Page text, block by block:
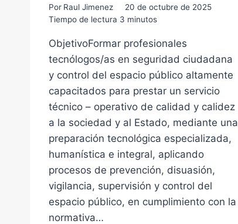
Por Raul Jimenez
20 de octubre de 2025
Tiempo de lectura 3 minutos
ObjetivoFormar profesionales
tecnólogos/as en seguridad ciudadana
y control del espacio público altamente
capacitados para prestar un servicio
técnico – operativo de calidad y calidez
a la sociedad y al Estado, mediante una
preparación tecnológica especializada,
humanística e integral, aplicando
procesos de prevención, disuasión,
vigilancia, supervisión y control del
espacio público, en cumplimiento con la
normativa…